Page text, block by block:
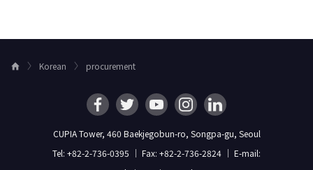
H
Korean procurement
CUPIA Tower, 460 Baekjegobun-ro, Songpa-gu, Seoul
Tel: +82-2-736-0395 ｜ Fax: +82-2-736-2824 ｜ E-mail: